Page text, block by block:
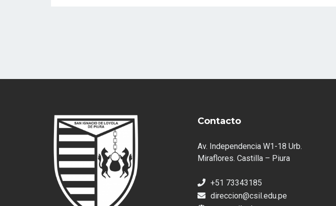
Contacto
Av. Independencia W1-18 Urb.
Miraflores. Castilla – Piura
+51 73343185
direccion@csil.edu.pe